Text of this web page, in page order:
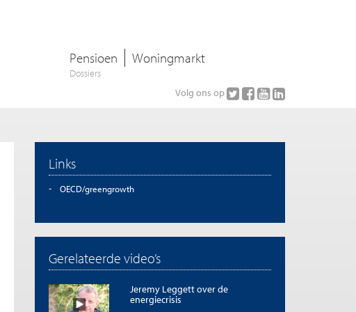
Pensioen Woningmarkt
Dossiers
Volg ons op
Links
OECD/greengrowth
Gerelateerde video’s
Jeremy Leggett over de
energiecrisis